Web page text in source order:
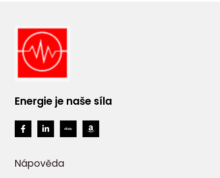
Energie je naše síla
Nápověda